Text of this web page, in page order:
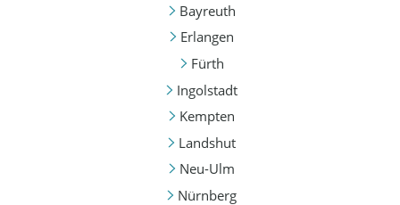
Bayreuth
Erlangen
Fürth
Ingolstadt
Kempten
Landshut
Neu-Ulm
Nürnberg